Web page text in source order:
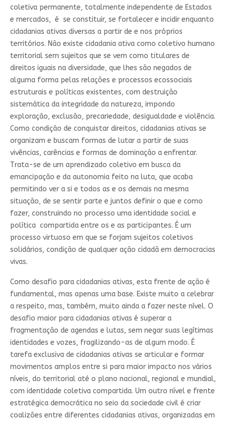
coletiva permanente, totalmente independente de Estados
e mercados, é se constituir, se fortalecer e incidir enquanto
cidadanias ativas diversas a partir de e nos próprios
territórios. Não existe cidadania ativa como coletivo humano
territorial sem sujeitos que se vem como titulares de
direitos iguais na diversidade, que lhes são negados de
alguma forma pelas relações e processos ecossociais
estruturais e políticas existentes, com destruição
sistemática da integridade da natureza, impondo
exploração, exclusão, precariedade, desigualdade e violência.
Como condição de conquistar direitos, cidadanias ativas se
organizam e buscam formas de lutar a partir de suas
vivências, carências e formas de dominação a enfrentar.
Trata-se de um aprendizado coletivo em busca da
emancipação e da autonomia feito na luta, que acaba
permitindo ver a si e todos as e os demais na mesma
situação, de se sentir parte e juntos definir o que e como
fazer, construindo no processo uma identidade social e
política compartida entre os e as participantes. É um
processo virtuoso em que se forjam sujeitos coletivos
solidários, condição de qualquer ação cidadã em democracias
vivas.
Como desafio para cidadanias ativas, esta frente de ação é
fundamental, mas apenas uma base. Existe muito a celebrar
a respeito, mas, também, muito ainda a fazer neste nível. O
desafio maior para cidadanias ativas é superar a
fragmentação de agendas e lutas, sem negar suas legítimas
identidades e vozes, fragilizando-as de algum modo. É
tarefa exclusiva de cidadanias ativas se articular e formar
movimentos amplos entre si para maior impacto nos vários
níveis, do territorial até o plano nacional, regional e mundial,
com identidade coletiva compartida. Um outro nível e frente
estratégica democrática no seio da sociedade civil é criar
coalizões entre diferentes cidadanias ativas, organizadas em